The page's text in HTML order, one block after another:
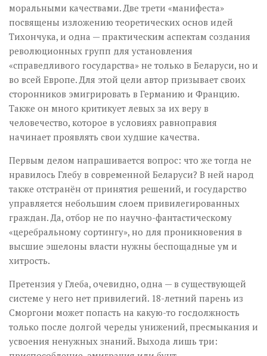
моральными качествами. Две трети «манифеста»
посвящены изложению теоретических основ идей
Тихончука, и одна — практическим аспектам создания
революционных групп для установления
«справедливого государства» не только в Беларуси, но и
во всей Европе. Для этой цели автор призывает своих
сторонников эмигрировать в Германию и Францию.
Также он много критикует левых за их веру в
человечество, которое в условиях равноправия
начинает проявлять свои худшие качества.
Первым делом напрашивается вопрос: что же тогда не
нравилось Глебу в современной Беларуси? В ней народ
также отстранён от принятия решений, и государство
управляется небольшим слоем привилегированных
граждан. Да, отбор не по научно-фантастическому
«церебральному сортингу», но для проникновения в
высшие эшелоны власти нужны беспощадные ум и
хитрость.
Претензия у Глеба, очевидно, одна — в существующей
системе у него нет привилегий. 18-летний парень из
Сморгони может попасть на какую-то госдолжность
только после долгой череды унижений, пресмыкания и
усвоения ненужных знаний. Выхода лишь три: